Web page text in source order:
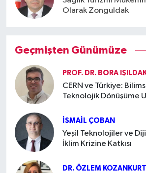
Olarak Zonguldak
Geçmişten Günümüze
PROF. DR. BORA
CERN ve Türkiye:
Teknolojik Dönüşüme
İSMAIL ÇOBAN
Yeşil Teknolojiler ve
İklim Krizine Katkısı
DR. ÖZLEM KOZANKURT